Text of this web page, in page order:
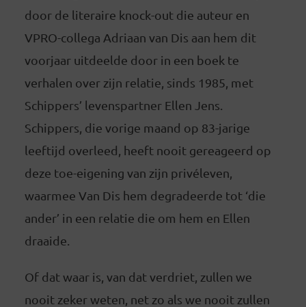
door de literaire knock-out die auteur en
VPRO-collega Adriaan van Dis aan hem dit
voorjaar uitdeelde door in een boek te
verhalen over zijn relatie, sinds 1985, met
Schippers’ levenspartner Ellen Jens.
Schippers, die vorige maand op 83-jarige
leeftijd overleed, heeft nooit gereageerd op
deze toe-eigening van zijn privéleven,
waarmee Van Dis hem degradeerde tot ‘die
ander’ in een relatie die om hem en Ellen
draaide.
Of dat waar is, van dat verdriet, zullen we
nooit zeker weten, net zo als we nooit zullen